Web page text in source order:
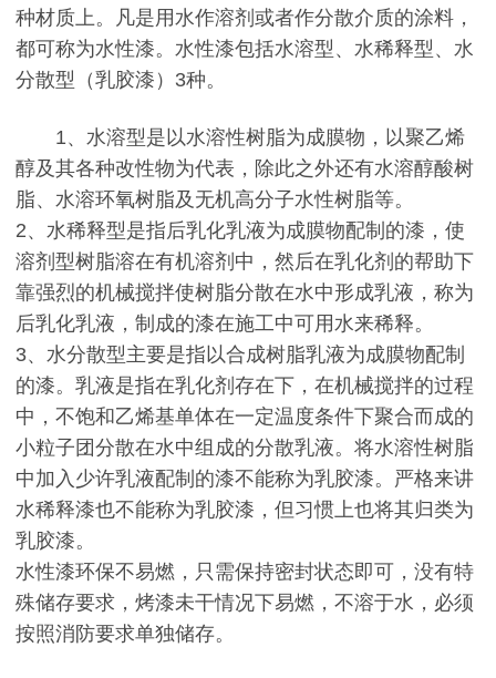
种材质上。凡是用水作溶剂或者作分散介质的涂料，
都可称为水性漆。水性漆包括水溶型、水稀释型、水
分散型（乳胶漆）3种。
1、水溶型是以水溶性树脂为成膜物，以聚乙烯
醇及其各种改性物为代表，除此之外还有水溶醇酸树
脂、水溶环氧树脂及无机高分子水性树脂等。
2、水稀释型是指后乳化乳液为成膜物配制的漆，使
溶剂型树脂溶在有机溶剂中，然后在乳化剂的帮助下
靠强烈的机械搅拌使树脂分散在水中形成乳液，称为
后乳化乳液，制成的漆在施工中可用水来稀释。
3、水分散型主要是指以合成树脂乳液为成膜物配制
的漆。乳液是指在乳化剂存在下，在机械搅拌的过程
中，不饱和乙烯基单体在一定温度条件下聚合而成的
小粒子团分散在水中组成的分散乳液。将水溶性树脂
中加入少许乳液配制的漆不能称为乳胶漆。严格来讲
水稀释漆也不能称为乳胶漆，但习惯上也将其归类为
乳胶漆。
水性漆环保不易燃，只需保持密封状态即可，没有特
殊储存要求，烤漆未干情况下易燃，不溶于水，必须
按照消防要求单独储存。